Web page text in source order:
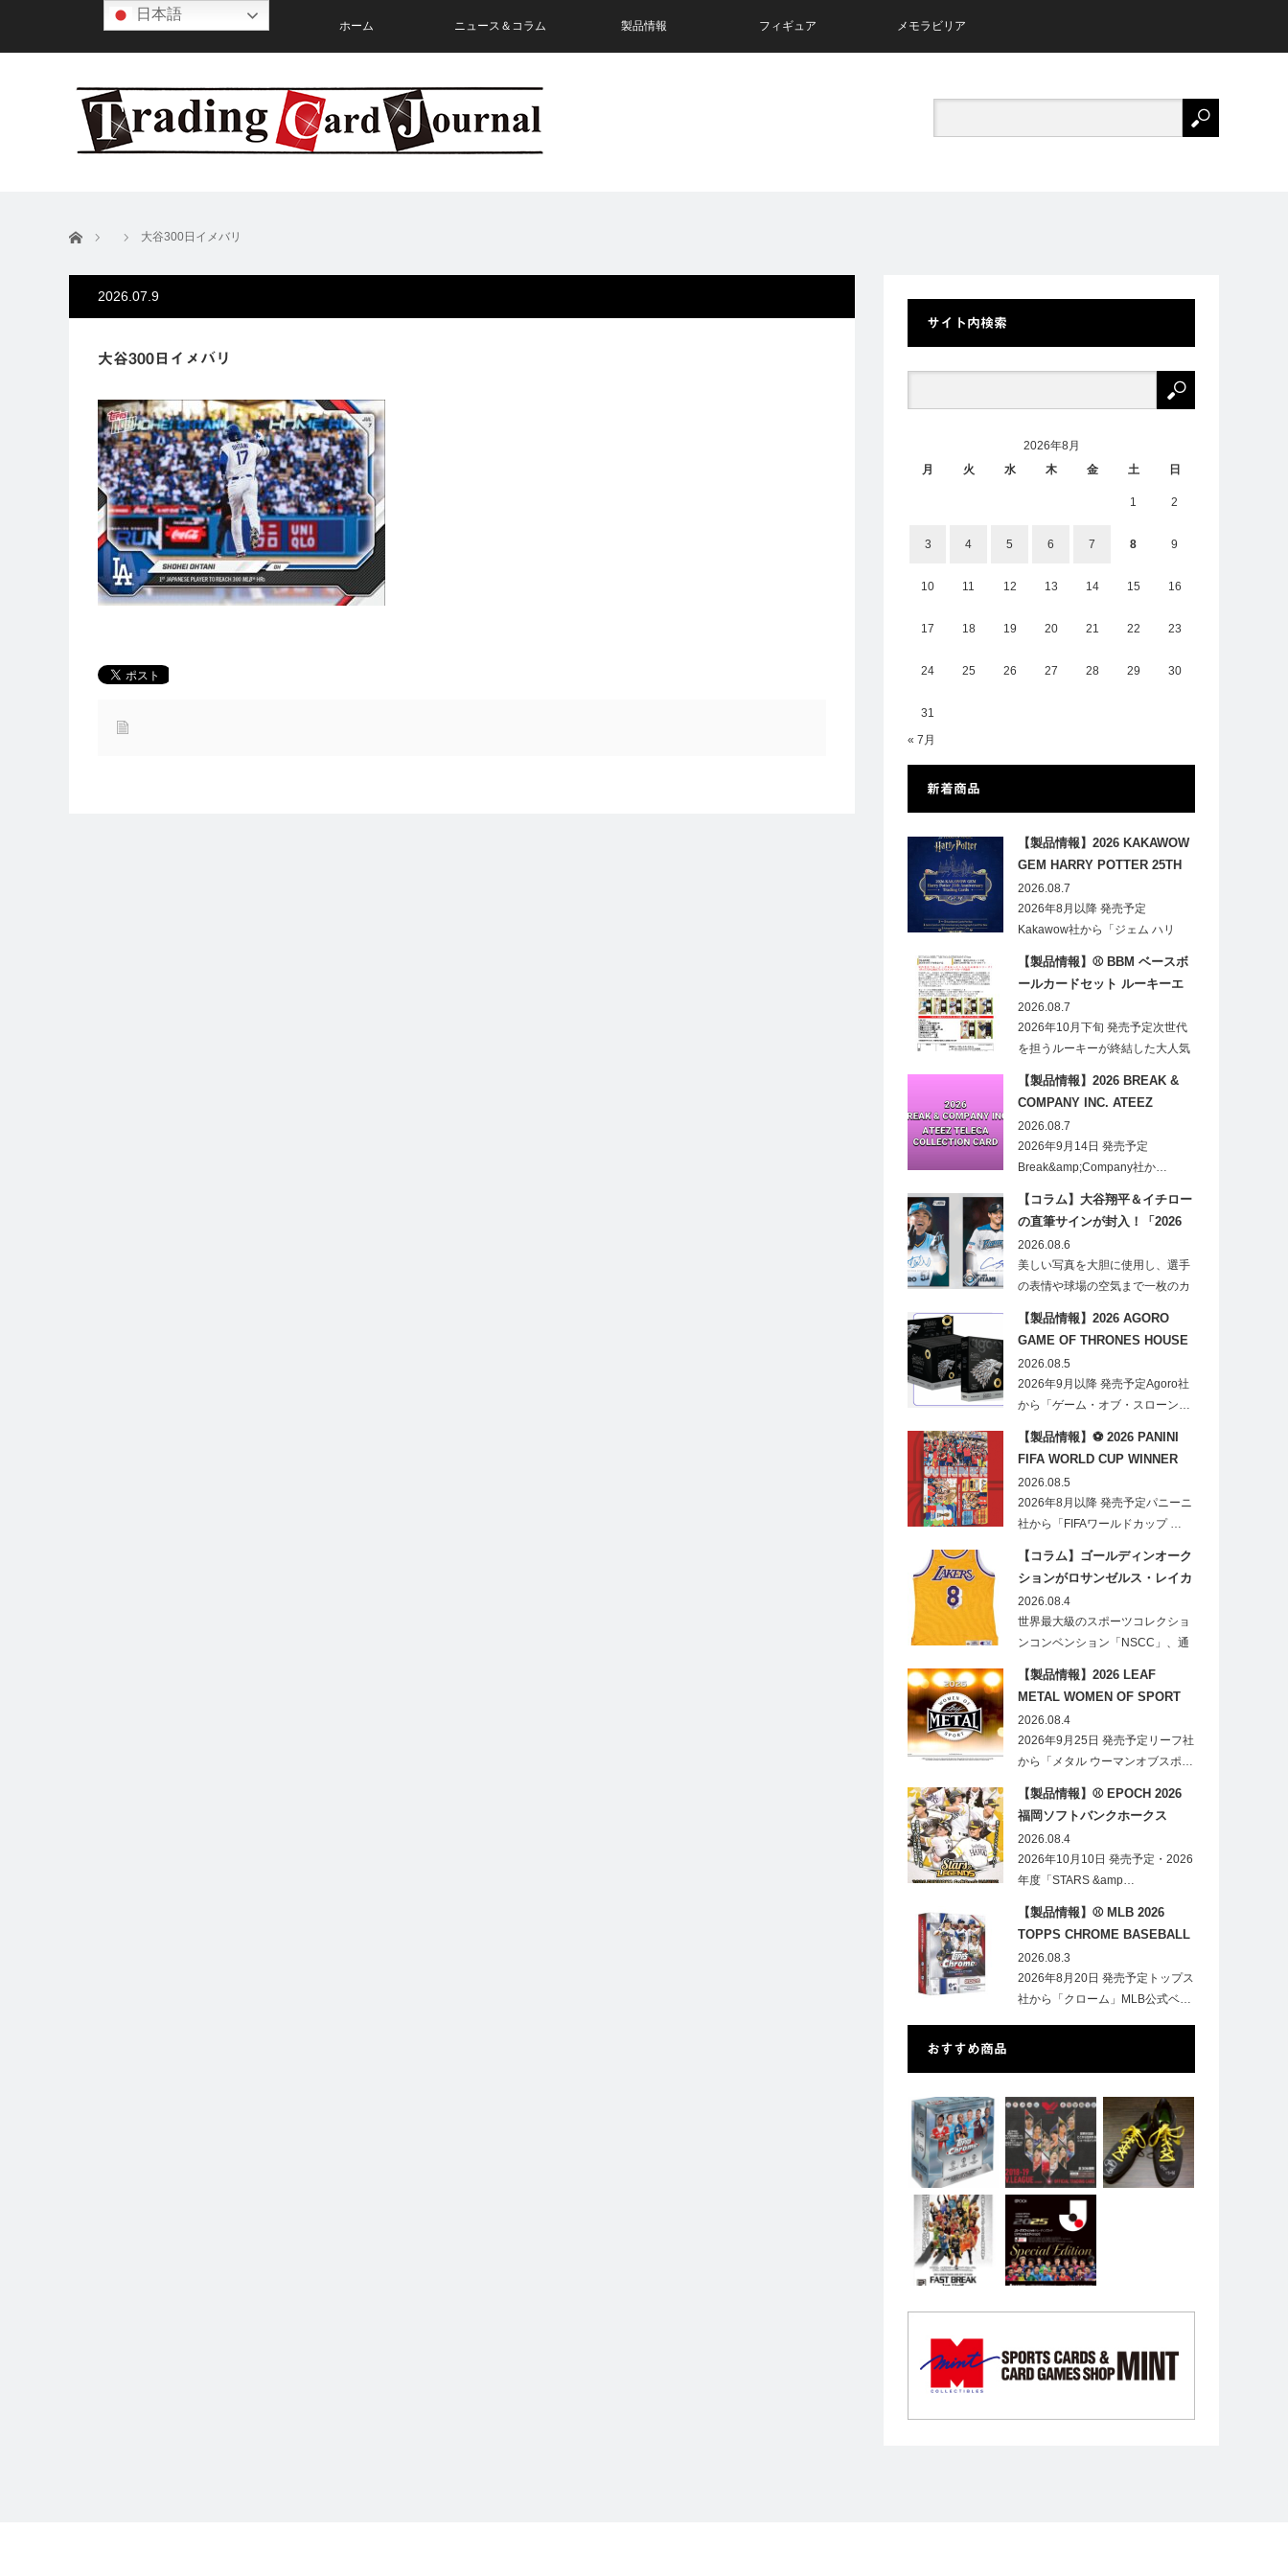
ホーム ニュース＆コラム 製品情報 フィギュア メモラビリア
ホーム 大谷300日イメバリ
2026.07.9
大谷300日イメバリ
サイト内検索
2026年8月
月
火 水 木 金 土 日
1 2
3 4 5 6 7 8 9
10 11 12 13 14 15 16
17 18 19 20 21 22 23
24 25 26 27 28 29 30
31
« 7月
新着商品
【製品情報】2026 KAKAWOW
GEM HARRY POTTER 25TH
ANNIVERSARY TRADING
CARDS HOBBY
2026.08.7
2026年8月以降 発売予定
Kakawow社から「ジェム ハリ
【製品情報】⚾ BBM ベースボ
ールカードセット ルーキーエ
ディションプレミアム 2026
2026.08.7
2026年10月下旬 発売予定次世代
を担うルーキーが終結した大人気
【製品情報】2026 BREAK &
COMPANY INC. ATEEZ
TELECA COLLECTION CARD
2026.08.7
2026年9月14日 発売予定
Break&amp;Company社か…
【コラム】大谷翔平＆イチロー
の直筆サインが封入！「2026
Topps NPB Stadium Club」が
見逃せない
2026.08.6
美しい写真を大胆に使用し、選手
の表情や球場の空気まで一枚のカ
【製品情報】2026 AGORO
GAME OF THRONES HOUSE
STARK BLIND BOX
2026.08.5
2026年9月以降 発売予定Agoro社
から「ゲーム・オブ・スローン…
【製品情報】⚽ 2026 PANINI
FIFA WORLD CUP WINNER
STICKER POSTER
2026.08.5
2026年8月以降 発売予定パニーニ
社から「FIFAワールドカップ …
【コラム】ゴールディンオーク
ションがロサンゼルス・レイカ
ーズのオフィシャルオークショ
ンスポンサーに！
2026.08.4
世界最大級のスポーツコレクショ
ンコンベンション「NSCC」、通
【製品情報】2026 LEAF
METAL WOMEN OF SPORT
HOBBY
2026.08.4
2026年9月25日 発売予定リーフ社
から「メタル ウーマンオブスポ…
【製品情報】⚾ EPOCH 2026
福岡ソフトバンクホークス
STARS&LEGENDS ベースボー
ルカード
2026.08.4
2026年10月10日 発売予定・2026
年度「STARS &amp…
【製品情報】⚾ MLB 2026
TOPPS CHROME BASEBALL
LOGOFRACTOR
2026.08.3
2026年8月20日 発売予定トップス
社から「クローム」MLB公式ベ…
おすすめ商品
日本語